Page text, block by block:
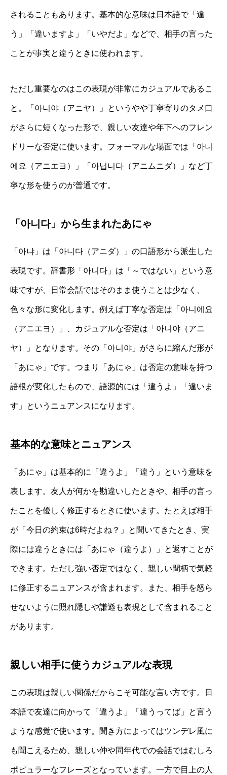
されることもあります。基本的な意味は日本語で「違
う」「違いますよ」「いやだよ」などで、相手の言った
ことが事実と違うときに使われます。
ただし重要なのはこの表現が非常にカジュアルであるこ
と。「아니야（アニヤ）」というやや丁寧寄りのタメ口
がさらに短くなった形で、親しい友達や年下へのフレン
ドリーな否定に使います。フォーマルな場面では「아니
에요（アニエヨ）」「아닙니다（アニムニダ）」など丁
寧な形を使うのが普通です。
「아니다」から生まれたあにゃ
「아냐」は「아니다（アニダ）」の口語形から派生した
表現です。辞書形「아니다」は「～ではない」という意
味ですが、日常会話ではそのまま使うことは少なく、
色々な形に変化します。例えば丁寧な否定は「아니에요
（アニエヨ）」、カジュアルな否定は「아니야（アニ
ヤ）」となります。その「아니야」がさらに縮んだ形が
「あにゃ」です。つまり「あにゃ」は否定の意味を持つ
語根が変化したもので、語源的には「違うよ」「違いま
す」というニュアンスになります。
基本的な意味とニュアンス
「あにゃ」は基本的に「違うよ」「違う」という意味を
表します。友人が何かを勘違いしたときや、相手の言っ
たことを優しく修正するときに使います。たとえば相手
が「今日の約束は6時だよね？」と聞いてきたとき、実
際には違うときには「あにゃ（違うよ）」と返すことが
できます。ただし強い否定ではなく、親しい間柄で気軽
に修正するニュアンスが含まれます。また、相手を怒ら
せないように照れ隠しや謙遜も表現として含まれること
があります。
親しい相手に使うカジュアルな表現
この表現は親しい関係だからこそ可能な言い方です。日
本語で友達に向かって「違うよ」「違うってば」と言う
ような感覚で使います。聞き方によってはツンデレ風に
も聞こえるため、親しい仲や同年代での会話ではむしろ
ポピュラーなフレーズとなっています。一方で目上の人